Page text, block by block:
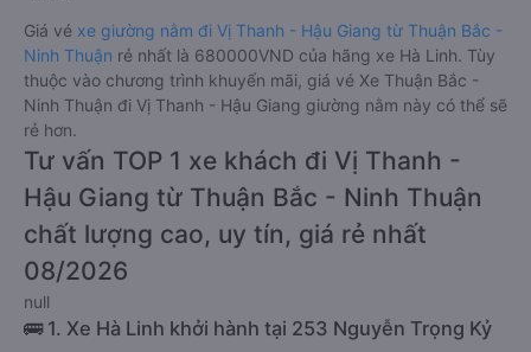
Giá vé xe giường nằm đi Vị Thanh - Hậu Giang từ Thuận Bắc -
Ninh Thuận rẻ nhất là 680000VND của hãng xe Hà Linh. Tùy
thuộc vào chương trình khuyến mãi, giá vé Xe Thuận Bắc -
Ninh Thuận đi Vị Thanh - Hậu Giang giường nằm này có thể sẽ
rẻ hơn.
Tư vấn TOP 1 xe khách đi Vị Thanh -
Hậu Giang từ Thuận Bắc - Ninh Thuận
chất lượng cao, uy tín, giá rẻ nhất
08/2026
null
🚌 1. Xe Hà Linh khởi hành tại 253 Nguyễn Trọng Kỷ